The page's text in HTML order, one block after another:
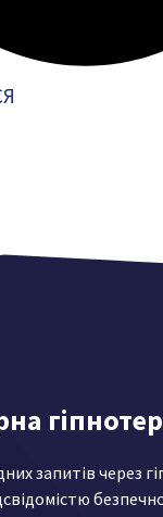
запитів через